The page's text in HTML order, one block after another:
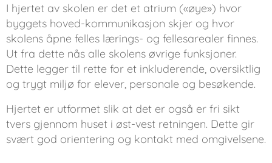
I hjertet av skolen er det et atrium («øye») hvor
byggets hoved-kommunikasjon skjer og hvor
skolens åpne felles lærings- og fellesarealer finnes.
Ut fra dette nås alle skolens øvrige funksjoner.
Dette legger til rette for et inkluderende, oversiktlig
og trygt miljø for elever, personale og besøkende.
Hjertet er utformet slik at det er også er fri sikt
tvers gjennom huset i øst-vest retningen. Dette gir
svært god orientering og kontakt med omgivelsene.